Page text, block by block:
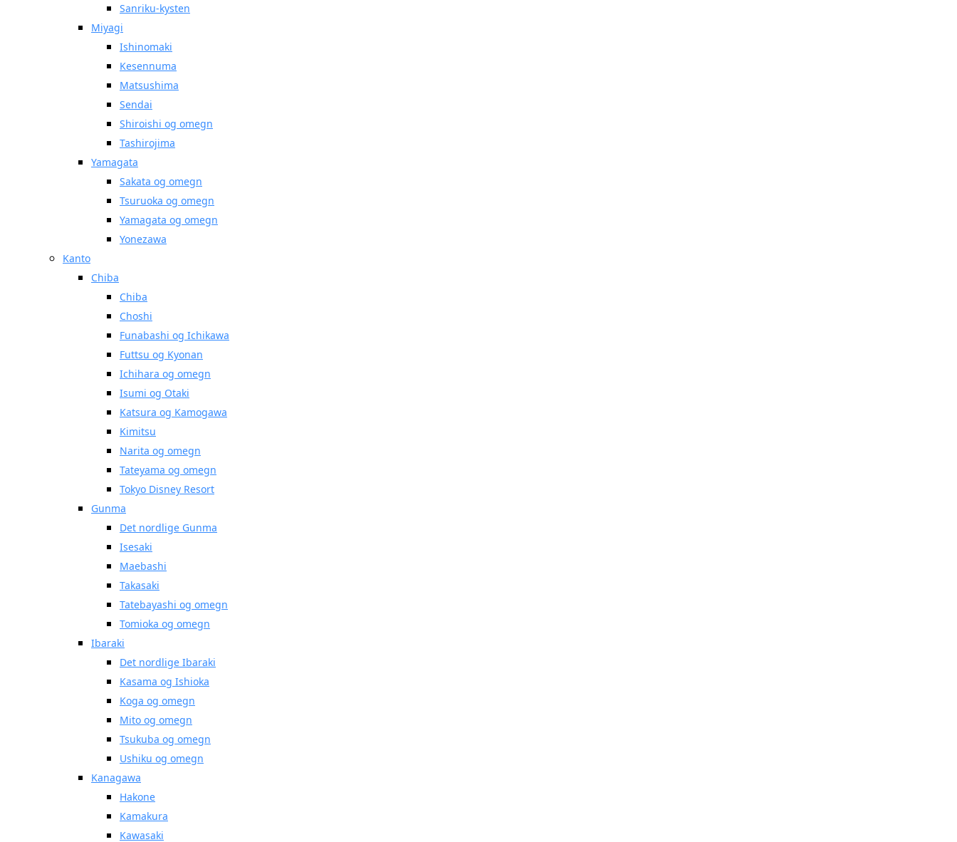
Sanriku-kysten
Miyagi
Ishinomaki
Kesennuma
Matsushima
Sendai
Shiroishi og omegn
Tashirojima
Yamagata
Sakata og omegn
Tsuruoka og omegn
Yamagata og omegn
Yonezawa
Kanto
Chiba
Chiba
Choshi
Funabashi og Ichikawa
Futtsu og Kyonan
Ichihara og omegn
Isumi og Otaki
Katsura og Kamogawa
Kimitsu
Narita og omegn
Tateyama og omegn
Tokyo Disney Resort
Gunma
Det nordlige Gunma
Isesaki
Maebashi
Takasaki
Tatebayashi og omegn
Tomioka og omegn
Ibaraki
Det nordlige Ibaraki
Kasama og Ishioka
Koga og omegn
Mito og omegn
Tsukuba og omegn
Ushiku og omegn
Kanagawa
Hakone
Kamakura
Kawasaki